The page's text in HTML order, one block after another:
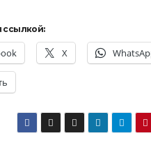
ссылкой:
X